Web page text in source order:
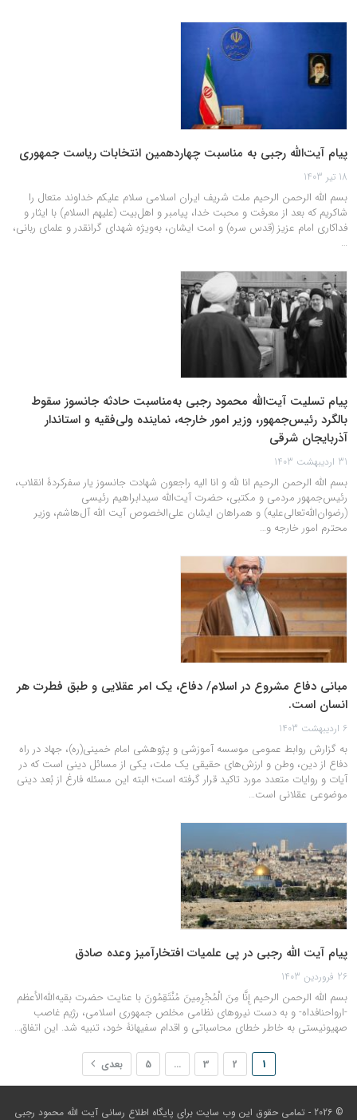
پیام آیت‌الله رجبی به مناسبت چهاردهمین انتخابات ریاست جمهوری
18 تیر 1403
بسم الله الرحمن الرحیم ملت شریف ایران اسلامی سلام علیکم خداوند متعال را
شاکریم که بعد از معرفت و محبت خدا، پیامبر و اهل‌بیت (علیهم السلام) با ایثار و
فداکاری امام عزیز (قدس سره) و امت ایشان، به‌ویژه شهدای گرانقدر و علمای ربانی،
…
پیام تسلیت آیت‌الله محمود رجبی به‌مناسبت حادثه جانسوز سقوط
بالگرد رئیس‌جمهور، وزیر امور خارجه، نماینده ولی‌فقیه و استاندار
آذربایجان شرقی
31 اردیبهشت 1403
بسم الله الرحمن الرحیم انا لله و انا الیه راجعون شهادت‌ جانسوز یار سفرکردۀ انقلاب،
رئیس‌جمهور مردمی و مکتبی، حضرت آیت‌الله سیدابراهیم رئیسی
(رضوان‌الله‌تعالی‌علیه) و همراهان ایشان علی‌الخصوص آیت الله آل‌هاشم، وزیر
محترم امور خارجه و…
مبانی دفاع مشروع در اسلام/ دفاع، یک امر عقلایی و طبق فطرت هر
انسان است.
6 اردیبهشت 1403
به گزارش روابط عمومی موسسه آموزشی و پژوهشی امام خمینی(ره)، جهاد در راه
دفاع از دین، وطن و ارزش‌های حقیقی یک ملت، یکی از مسائل دینی است که در
آیات و روایات متعدد مورد تاکید قرار گرفته است؛ البته این مسئله فارغ از بُعد دینی
موضوعی عقلانی است…
پیام آیت الله رجبی در پی علمیات افتخارآمیز وعده صادق
26 فروردین 1403
بسم الله الرحمن الرحیم إِنَّا مِنَ الْمُجْرِمِينَ مُنْتَقِمُونَ با عنایت حضرت بقیه‌الله‌الأعظم
-ارواحنافداه- و به دست نیروهای نظامی مخلص جمهوری اسلامی، رژیم غاصب
صهیونیستی به خاطر خطای محاسباتی و اقدام سفیهانۀ خود، تنبیه شد. این اتفاق…
1
2
3
…
5 بعدی
© 2026 - تمامی حقوق این وب سایت برای
پایگاه اطلاع رسانی آیت الله محمود رجبی